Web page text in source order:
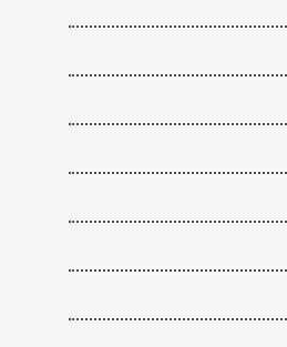
כתב כמויות
הדרכה והטמעה
RVM DRaas